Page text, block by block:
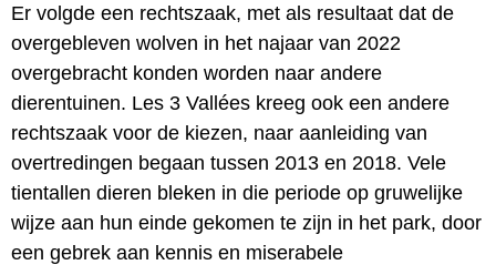
Er volgde een rechtszaak, met als resultaat dat de
overgebleven wolven in het najaar van 2022
overgebracht konden worden naar andere
dierentuinen. Les 3 Vallées kreeg ook een andere
rechtszaak voor de kiezen, naar aanleiding van
overtredingen begaan tussen 2013 en 2018. Vele
tientallen dieren bleken in die periode op gruwelijke
wijze aan hun einde gekomen te zijn in het park, door
een gebrek aan kennis en miserabele